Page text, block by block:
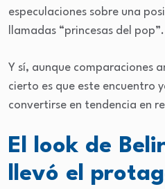
especulaciones sobre una
llamadas “princesas del pop”.
Y sí, aunque comparaciones
cierto es que este encuentro
convertirse en tendencia en
El look de
llevó el